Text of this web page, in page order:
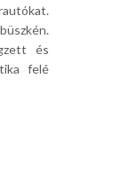
és
felé